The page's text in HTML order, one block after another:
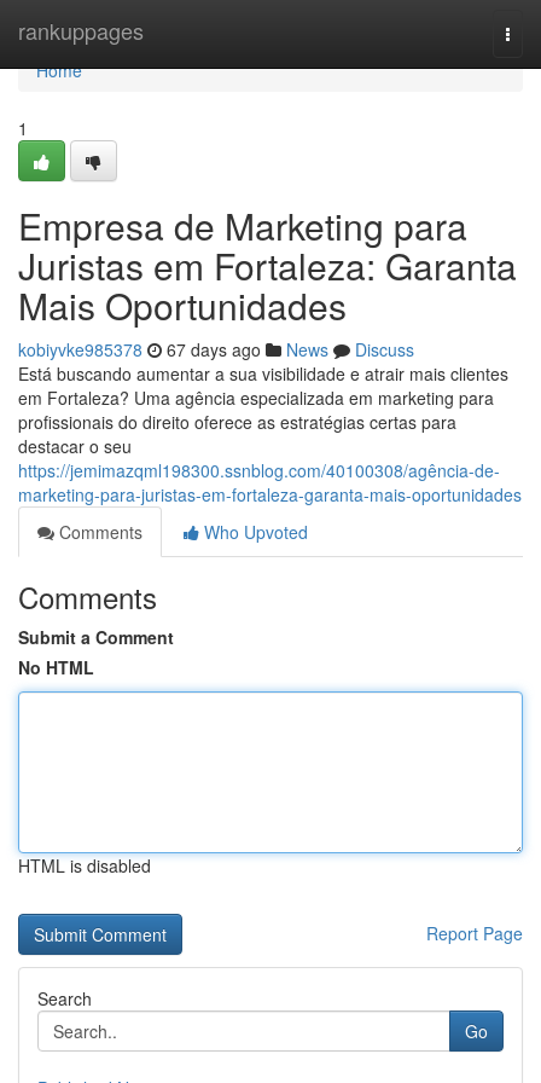
rankuppages
Home
Home
1
Empresa de Marketing para
Juristas em Fortaleza: Garanta
Mais Oportunidades
kobiyvke985378 67 days ago News
Discuss
Está buscando aumentar a sua visibilidade e atrair mais clientes
em Fortaleza? Uma agência especializada em marketing para
profissionais do direito oferece as estratégias certas para
destacar o seu
https://jemimazqml198300.ssnblog.com/40100308/agência-de-
marketing-para-juristas-em-fortaleza-garanta-mais-oportunidades
Comments
Who Upvoted
Comments
Submit a Comment
No HTML
HTML is disabled
Report Page
Search
Go